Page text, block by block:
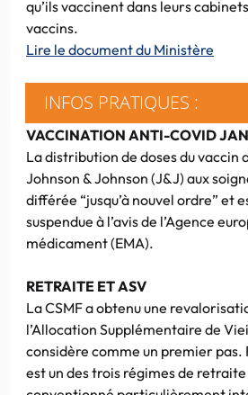
qu’ils vaccinent dans leurs
vaccins.
Lire le document du Ministère
INFOS PRATIQUES :
VACCINATION ANTI-COVID
La distribution de doses du vaccin
Johnson & Johnson (J&J) aux
différée “jusqu’à nouvel ordre” et
suspendue à l’avis de l’Agence
médicament (EMA).
RETRAITE ET ASV
La CSMF a obtenu une
l’Allocation Supplémentaire de
considère comme un premier pas.
est un des trois régimes de